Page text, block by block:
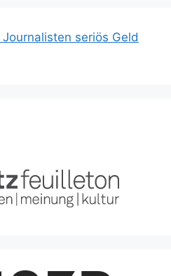
seriös Geld